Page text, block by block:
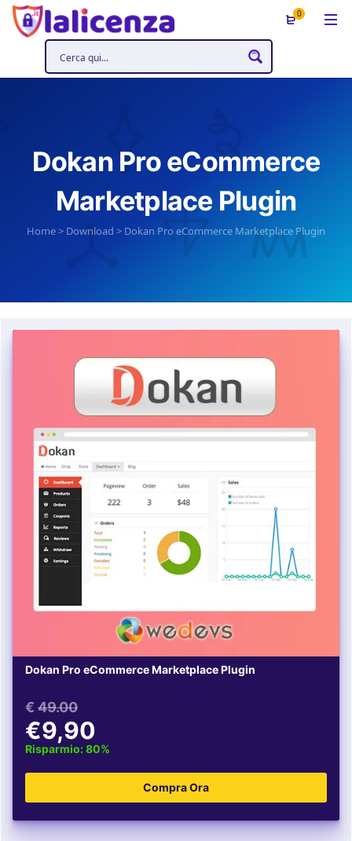
0
Dokan Pro eCommerce
Marketplace Plugin
Home> Download > Dokan Pro eCommerce Marketplace Plugin
Dokan Pro eCommerce Marketplace Plugin
€ 49.00
€9,90
Risparmio: 80%